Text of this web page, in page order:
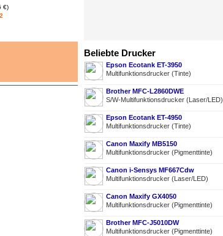
€)
2
Beliebte Drucker
Epson Ecotank ET-3950
Multifunktionsdrucker (Tinte)
Brother MFC-L2860DWE
S/W-Multifunktionsdrucker (Laser/LED)
Epson Ecotank ET-4950
Multifunktionsdrucker (Tinte)
Canon Maxify MB5150
Multifunktionsdrucker (Pigmenttinte)
Canon i-Sensys MF667Cdw
Multifunktionsdrucker (Laser/LED)
Canon Maxify GX4050
Multifunktionsdrucker (Pigmenttinte)
Brother MFC-J5010DW
Multifunktionsdrucker (Pigmenttinte)